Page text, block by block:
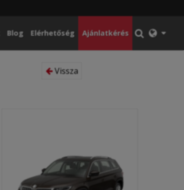
Blog Elérhetőség Ajánlatkérés
Vissza